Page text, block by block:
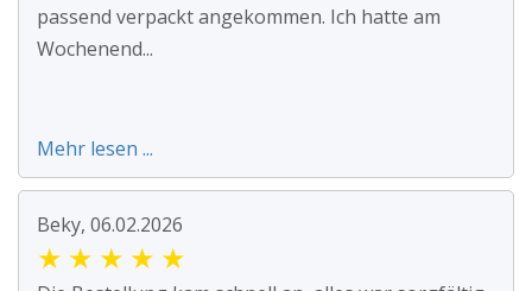
passend verpackt angekommen. Ich hatte am
Wochenend...
Mehr lesen ...
Beky, 06.02.2026
★ ★ ★ ★ ★